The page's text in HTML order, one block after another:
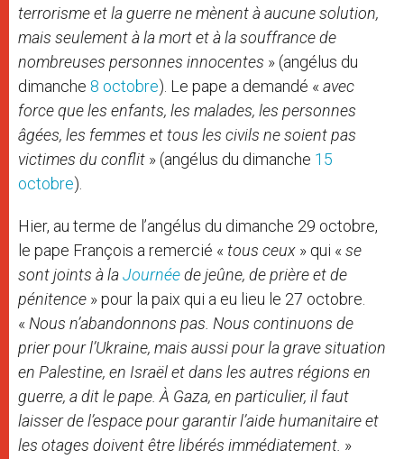
terrorisme et la guerre ne mènent à aucune solution,
mais seulement à la mort et à la souffrance de
nombreuses personnes innocentes » (angélus du
dimanche 8 octobre). Le pape a demandé « avec
force que les enfants, les malades, les personnes
âgées, les femmes et tous les civils ne soient pas
victimes du conflit » (angélus du dimanche 15
octobre).
Hier, au terme de l’angélus du dimanche 29 octobre,
le pape François a remercié « tous ceux » qui « se
sont joints à laJournéede jeûne, de prière et de
pénitence » pour la paix qui a eu lieu le 27 octobre.
« Nous n’abandonnons pas. Nous continuons de
prier pour l’Ukraine, mais aussi pour la grave situation
en Palestine, en Israël et dans les autres régions en
guerre, a dit le pape. À Gaza, en particulier, il faut
laisser de l’espace pour garantir l’aide humanitaire et
les otages doivent être libérés immédiatement. »